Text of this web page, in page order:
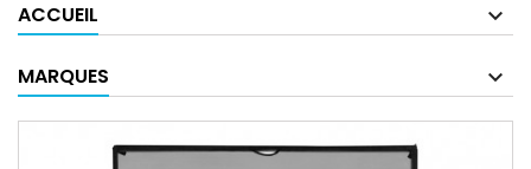
ACCUEIL
MARQUES